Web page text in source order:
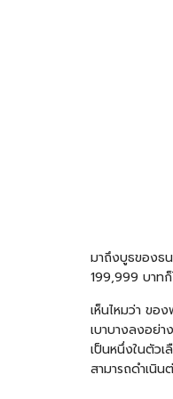
มาถึงบูธของธ
199,999 บาท
เห็นไหมว่า ขอ
เบาบางลงอย่
เป็นหนึ่งในตัว
สามารถดำเนิ